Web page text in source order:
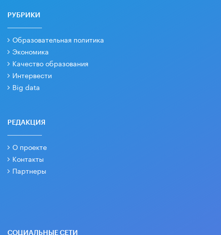
РУБРИКИ
Образовательная политика
Экономика
Качество образования
Интервести
Big data
РЕДАКЦИЯ
О проекте
Контакты
Партнеры
СОЦИАЛЬНЫЕ СЕТИ